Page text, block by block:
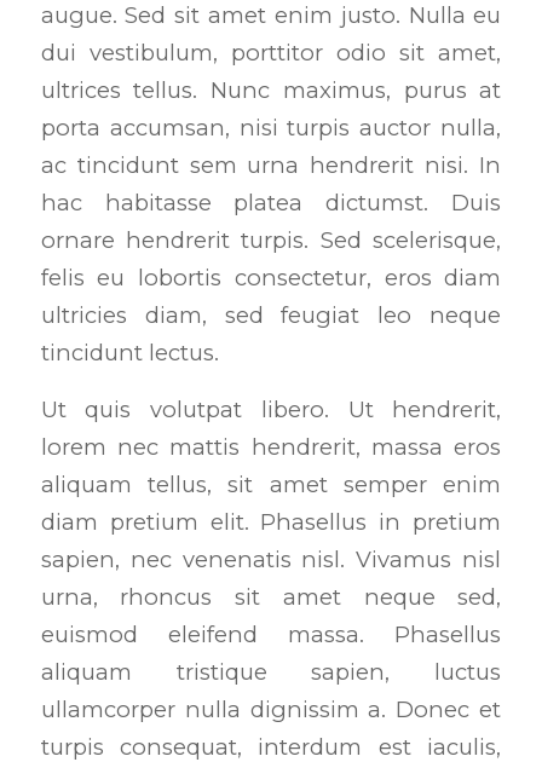
augue. Sed sit amet enim justo. Nulla eu
dui vestibulum, porttitor odio sit amet,
ultrices tellus. Nunc maximus, purus at
porta accumsan, nisi turpis auctor nulla,
ac tincidunt sem urna hendrerit nisi. In
hac habitasse platea dictumst. Duis
ornare hendrerit turpis. Sed scelerisque,
felis eu lobortis consectetur, eros diam
ultricies diam, sed feugiat leo neque
tincidunt lectus.
Ut quis volutpat libero. Ut hendrerit,
lorem nec mattis hendrerit, massa eros
aliquam tellus, sit amet semper enim
diam pretium elit. Phasellus in pretium
sapien, nec venenatis nisl. Vivamus nisl
urna, rhoncus sit amet neque sed,
euismod eleifend massa. Phasellus
aliquam tristique sapien, luctus
ullamcorper nulla dignissim a. Donec et
turpis consequat, interdum est iaculis,